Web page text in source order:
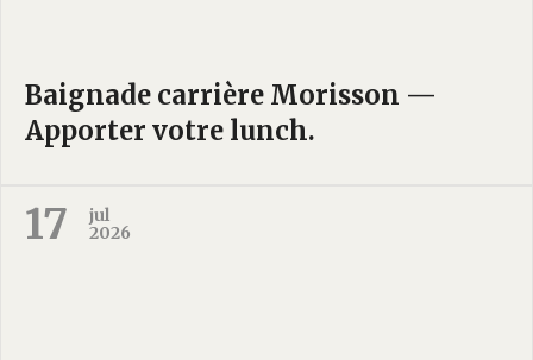
Baignade carrière Morisson —
Apporter votre lunch.
17
jul
2026